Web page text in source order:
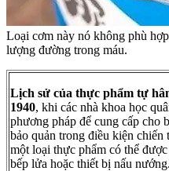
Loại cơm này nó không phù
lượng đường trong máu.
Lịch sử của thực phẩm tự
1940, khi các nhà khoa học
phương pháp để cung cấp cho
bảo quản trong điều kiện chiến
một loại thực phẩm có thể
bếp lửa hoặc thiết bị nấu nướng.